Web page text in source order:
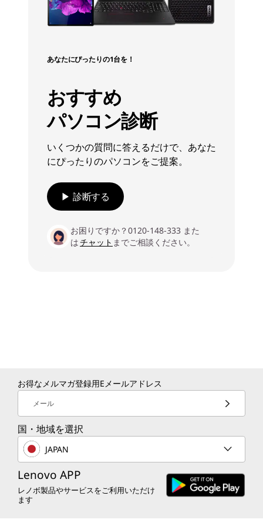
あなたにぴったりの1台を！
おすすめ
パソコン診断
いくつかの質問に答えるだけで、あなた
にぴったりのパソコンをご提案。
▶ 診断する
お困りですか？0120-148-333 また
はチャット までご相談ください。
お得なメルマガ登録用Eメールアドレス
メール
国・地域を選択
JAPAN
Lenovo APP
レノボ製品やサービスをご利用いただけ
ます